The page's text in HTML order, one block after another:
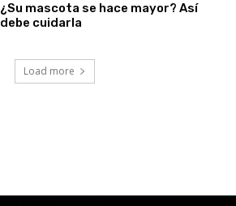
¿Su mascota se hace mayor? Así
debe cuidarla
Load more